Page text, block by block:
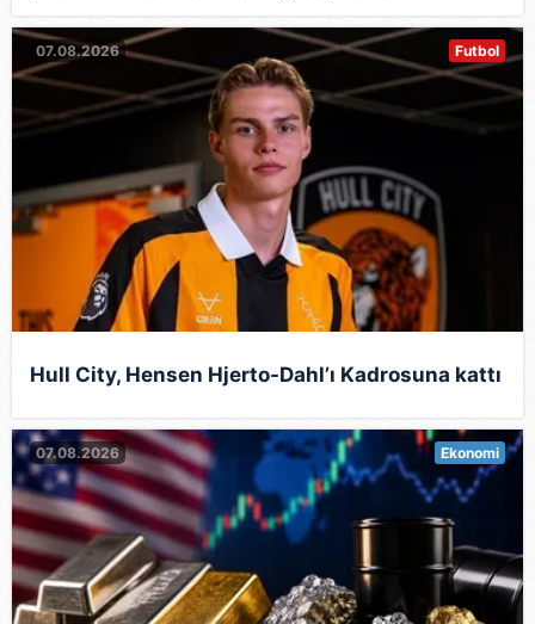
kurallarını kendileri belirliyorlar
07.08.2026 Futbol
Hull City, Hensen Hjerto-Dahl’ı Kadrosuna kattı
07.08.2026 Ekonomi